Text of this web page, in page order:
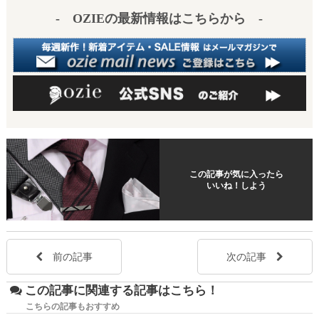
- OZIEの最新情報はこちらから -
この記事が気に入ったら
いいね！しよう
前の記事 次の記事
この記事に関連する記事はこちら！
こちらの記事もおすすめ